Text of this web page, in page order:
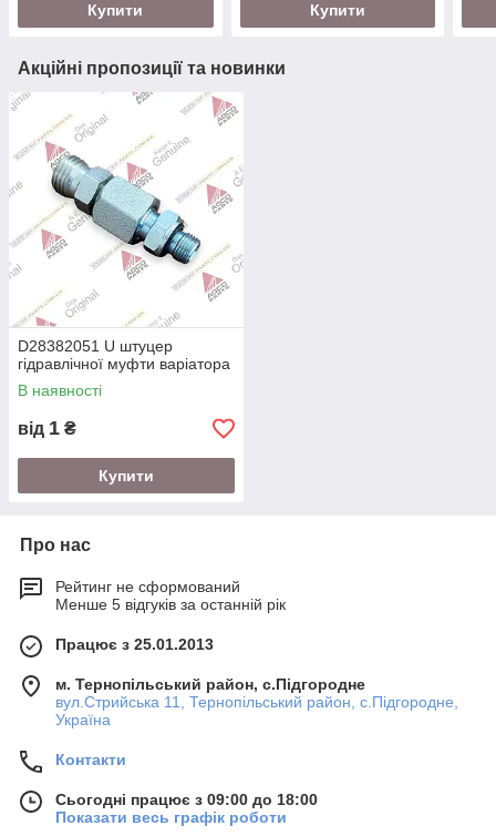
Купити Купити
Акційні пропозиції та новинки
D28382051 U штуцер
гідравлічної муфти варіатора
В наявності
від 1 ₴
Купити
Про нас
Рейтинг не сформований
Менше 5 відгуків за останній рік
Працює з 25.01.2013
м. Тернопільський район, с.Підгородне
вул.Стрийська 11, Тернопільський район, с.Підгородне,
Україна
Контакти
Сьогодні працює з 09:00 до 18:00
Показати весь графік роботи